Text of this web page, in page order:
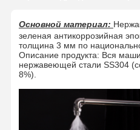
Основной материал:
зеленая антикоррозийная
толщина 3 мм по
Описание продукта: Вся
нержавеющей стали SS304
8%).